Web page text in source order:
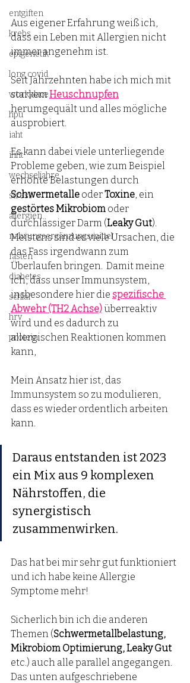
entgiften
krebs
epigenetik
long covid
workplace
hpu
iaht
ihht
wechseljahre
stress
allergien
nahrungsergänzungsmittel
fasten
diabetes
schlaf
hrv
protein
Aus eigener Erfahrung weiß ich,
dass ein Leben mit Allergien nicht
immer angenehm ist.
Seit Jahrzehnten habe ich mich mit
starkem Heuschnupfen
herumgequält und alles mögliche
ausprobiert.
Es kann dabei viele unterliegende
Probleme geben, wie zum Beispiel
erhöhte Belastungen durch
Schwermetalle oder Toxine, ein
gestörtes Mikrobiom oder
durchlässiger Darm (Leaky Gut).
Meistens sind es viele Ursachen, die
das Fass irgendwann zum
Überlaufen bringen. Damit meine
ich, dass unser Immunsystem,
insbesondere hier die spezifische
Abwehr (TH2 Achse)überreaktiv
wird und es dadurch zu
allergischen Reaktionen kommen
kann,
Mein Ansatz hier ist, das
Immunsystem so zu modulieren,
dass es wieder ordentlich arbeiten
kann.
Daraus entstanden ist 2023
ein Mix aus 9 komplexen
Nährstoffen, die
synergistisch
zusammenwirken.
Das hat bei mir sehr gut funktioniert
und ich habe keine Allergie
Symptome mehr!
Sicherlich bin ich die anderen
Themen (Schwermetallbelastung,
Mikrobiom Optimierung, Leaky Gut
etc.) auch alle parallel angegangen.
Das unten aufgeschriebene